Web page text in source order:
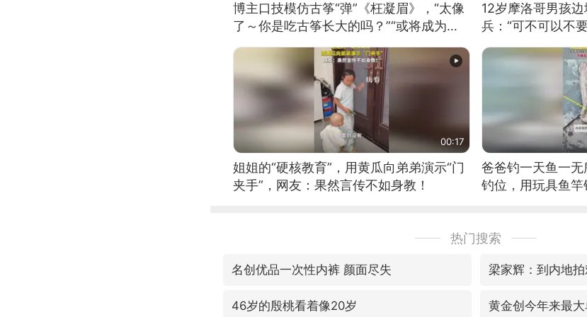
博主口技模仿古筝“弹”《枉凝眉》，“太像
了～你是吃古筝长大的吗？”“或将成为首
位考级不带古筝的选手。”（来源：新华每
12岁摩洛哥男孩
兵：“可不可以不
00:17
姐姐的“硬核教育”，用黄瓜向弟弟演示“门
夹手”，网友：果然言传不如身教！
爸爸钓一天鱼一
钓位，用玩具鱼竿
热门搜索
名创优品一次性内裤 颜面尽失 梁家辉：到内地
46岁的殷桃看着像20岁 黄金创今年来最